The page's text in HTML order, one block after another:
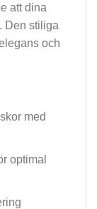
att dina
Den stiliga
och
med
optimal